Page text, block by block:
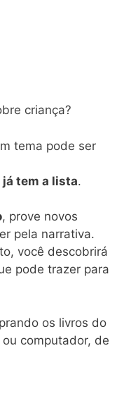
criança?
tema pode ser
tem a lista.
, prove novos
pela narrativa.
você descobrirá
pode trazer para
os livros do
computador, de